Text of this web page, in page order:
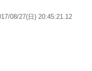
08/27(日) 20:45:21.12